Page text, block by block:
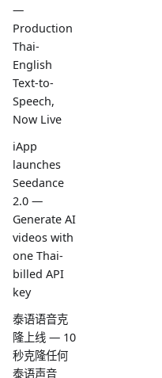
—
Production
Thai-
English
Text-to-
Speech,
Now Live
iApp
launches
Seedance
2.0 —
Generate AI
videos with
one Thai-
billed API
key
泰语语音克
隆上线 — 10
秒克隆任何
泰语声音